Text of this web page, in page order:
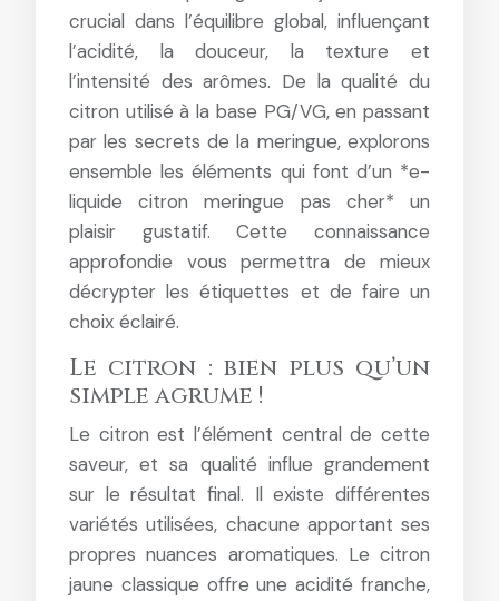
crucial dans l’équilibre global, influençant
l’acidité, la douceur, la texture et
l’intensité des arômes. De la qualité du
citron utilisé à la base PG/VG, en passant
par les secrets de la meringue, explorons
ensemble les éléments qui font d’un *e-
liquide citron meringue pas cher* un
plaisir gustatif. Cette connaissance
approfondie vous permettra de mieux
décrypter les étiquettes et de faire un
choix éclairé.
Le citron : bien plus qu’un
simple agrume !
Le citron est l’élément central de cette
saveur, et sa qualité influe grandement
sur le résultat final. Il existe différentes
variétés utilisées, chacune apportant ses
propres nuances aromatiques. Le citron
jaune classique offre une acidité franche,